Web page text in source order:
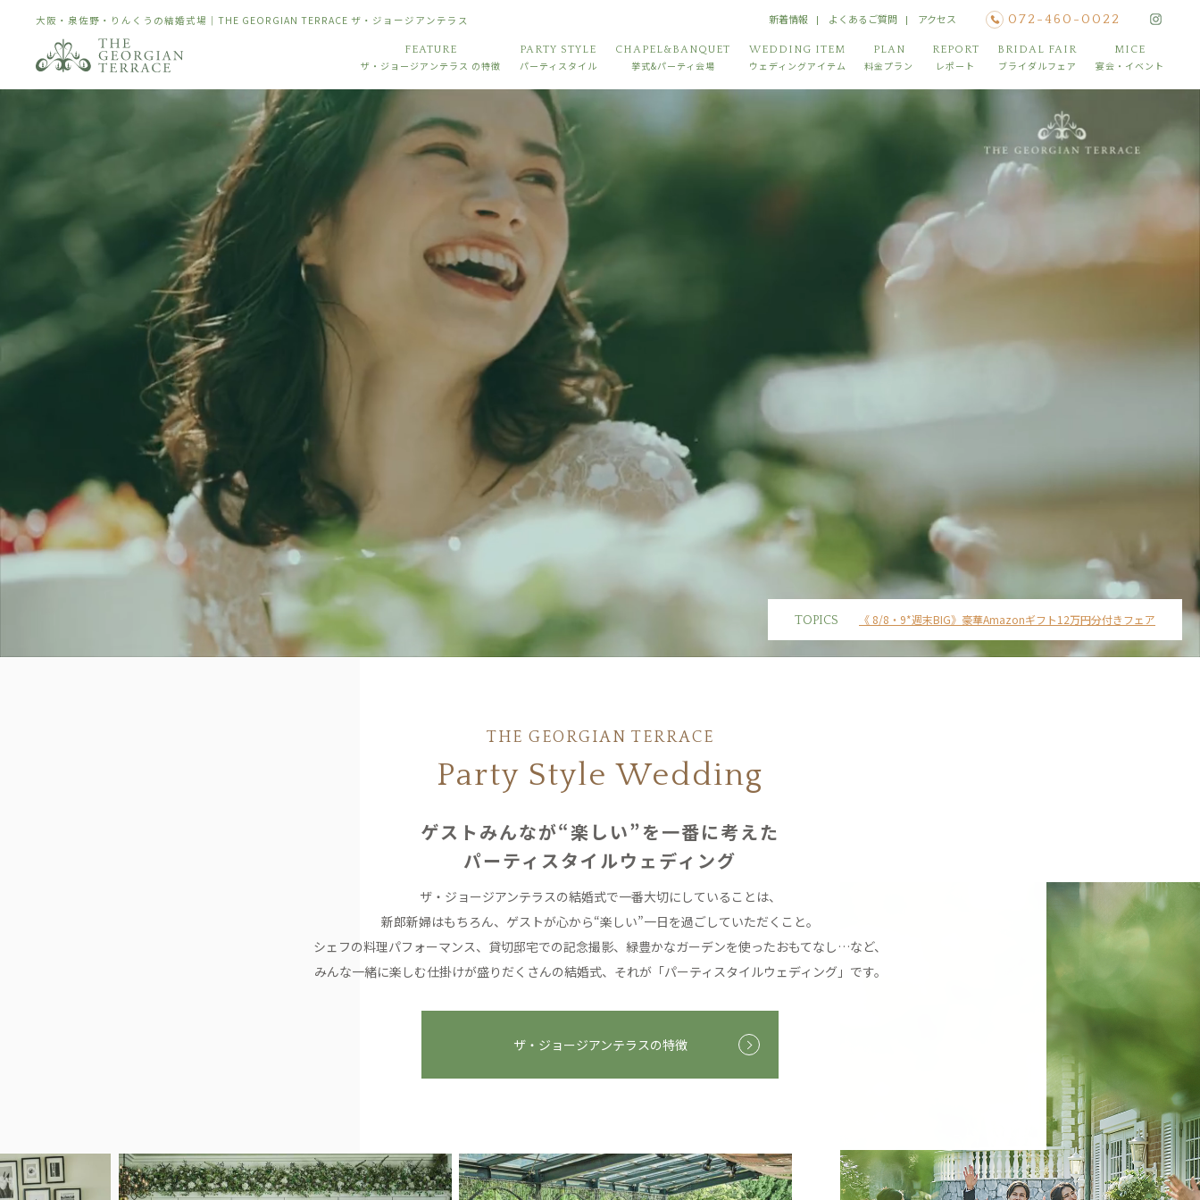
大阪・泉佐野・りんくうの結婚式場｜THE GEORGIAN TERRACE ザ・ジョージアンテラス
FEATURE
ザ・ジョージアンテラス の特徴
PARTY STYLE
パーティスタイル
CHAPEL&BANQUET
挙式&パーティ会場
WEDDING ITEM
ウェディングアイテム
PLAN
料金プラン
REPORT
レポート
BRIDAL FAIR
ブライダルフェア
MICE
宴会・イベント
新着情報 よくあるご質問 アクセス 072-460-0022
TOPICS 《 8/8・9*週末BIG》豪華Amazonギフト12万円分付きフェア
THE GEORGIAN TERRACE
Party Style Wedding
ゲストみんなが“楽しい”を一番に考えた
パーティスタイルウェディング
ザ・ジョージアンテラスの結婚式で一番大切にしていることは、
新郎新婦はもちろん、 ゲストが心から“楽しい”一日を過ごしていただくこと。
シェフの料理パフォーマンス、貸切邸宅での記念撮影、 緑豊かなガーデンを使ったおもてなし…など、
みんな一緒に楽しむ仕掛けが盛りだくさんの結婚式、 それが「パーティスタイルウェディング」です。
ザ・ジョージアンテラスの特徴